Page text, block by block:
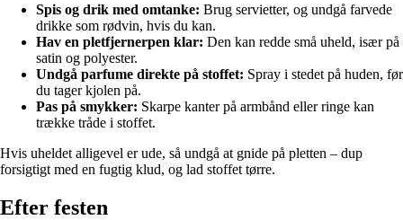
Spis og drik med omtanke: Brug servietter, og undgå farvede
drikke som rødvin, hvis du kan.
Hav en pletfjernerpen klar: Den kan redde små uheld, især på
satin og polyester.
Undgå parfume direkte på stoffet: Spray i stedet på huden, før
du tager kjolen på.
Pas på smykker: Skarpe kanter på armbånd eller ringe kan
trække tråde i stoffet.
Hvis uheldet alligevel er ude, så undgå at gnide på pletten – dup
forsigtigt med en fugtig klud, og lad stoffet tørre.
Efter festen